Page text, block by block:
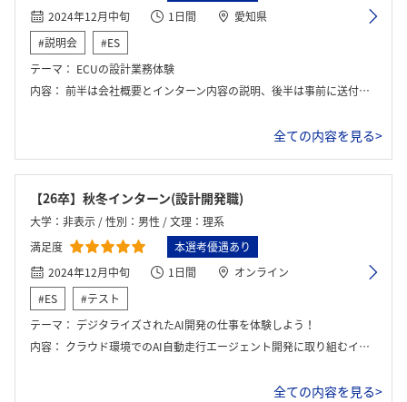
2024年12月中旬
1日間
愛知県
#説明会
#ES
テーマ： ECUの設計業務体験
内容： 前半は会社概要とインターン内容の説明、後半は事前に送付されたキットを用いての開発業務体験でした。
全ての内容を見る>
【26卒】秋冬インターン(設計開発職)
大学：非表示 / 性別：男性 / 文理：理系
満足度
本選考優遇あり
2024年12月中旬
1日間
オンライン
#ES
#テスト
テーマ： デジタライズされたAI開発の仕事を体験しよう！
内容： クラウド環境でのAI自動走行エージェント開発に取り組むインターンに参加しました。Pythonを用いて、ディープラーニングによって走行エージェントを強化し、仮想コースを完走するタイムを競う形式でした。プログラムの修正・学習の繰り返しを通じて、ソフトウェアエンジニアの思考や開発プロセス、ものづくりの醍醐味を実感しました。また、社員の方と相談しながら進める中で、実務に近い開発環境とチームでの問題解決の大切さを学びました。AIに関する知識は浅かったものの、基礎から丁寧にサポートいただけたため、安心して取り組むことができました。
全ての内容を見る>